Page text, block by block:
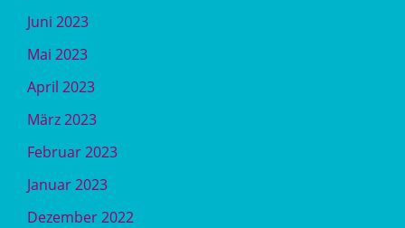
Juni 2023
Mai 2023
April 2023
März 2023
Februar 2023
Januar 2023
Dezember 2022